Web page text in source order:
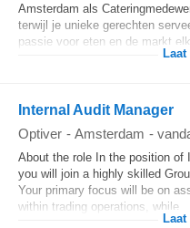
Amsterdam als
terwijl je unieke gerechten
passie voor eten en de markt
Internal Audit Manager
Optiver - Amsterdam -
About the role In the position of
you will join a highly skilled
Your primary focus will be on
within trading operations, while...